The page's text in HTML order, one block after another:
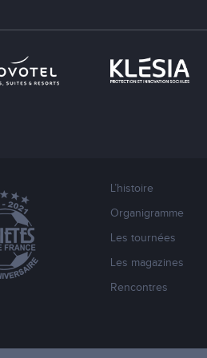
L’histoire
Organigramme
Les tournées
Les magazines
Rencontres